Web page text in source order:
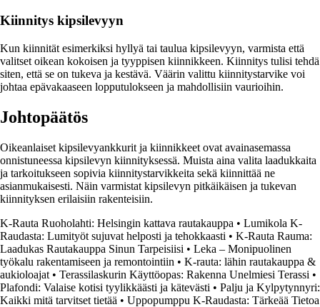
Kiinnitys kipsilevyyn
Kun kiinnität esimerkiksi hyllyä tai taulua kipsilevyyn, varmista että
valitset oikean kokoisen ja tyyppisen kiinnikkeen. Kiinnitys tulisi tehdä
siten, että se on tukeva ja kestävä. Väärin valittu kiinnitystarvike voi
johtaa epävakaaseen lopputulokseen ja mahdollisiin vaurioihin.
Johtopäätös
Oikeanlaiset kipsilevyankkurit ja kiinnikkeet ovat avainasemassa
onnistuneessa kipsilevyn kiinnityksessä. Muista aina valita laadukkaita
ja tarkoitukseen sopivia kiinnitystarvikkeita sekä kiinnittää ne
asianmukaisesti. Näin varmistat kipsilevyn pitkäikäisen ja tukevan
kiinnityksen erilaisiin rakenteisiin.
K-Rauta Ruoholahti: Helsingin kattava rautakauppa • Lumikola K-
Raudasta: Lumityöt sujuvat helposti ja tehokkaasti • K-Rauta Rauma:
Laadukas Rautakauppa Sinun Tarpeisiisi • Leka – Monipuolinen
työkalu rakentamiseen ja remontointiin • K-rauta: lähin rautakauppa &
aukioloajat • Terassilaskurin Käyttöopas: Rakenna Unelmiesi Terassi •
Plafondi: Valaise kotisi tyylikkäästi ja kätevästi • Palju ja Kylpytynnyri:
Kaikki mitä tarvitset tietää • Uppopumppu K-Raudasta: Tärkeää Tietoa